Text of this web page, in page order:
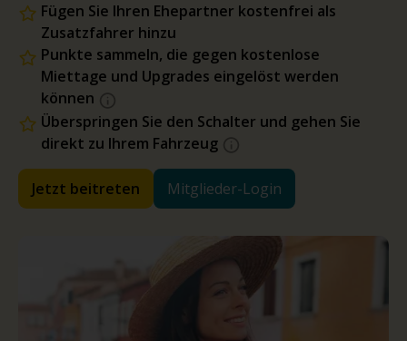
Fügen Sie Ihren Ehepartner kostenfrei als
Zusatzfahrer hinzu
Punkte sammeln, die gegen kostenlose
Miettage und Upgrades eingelöst werden
können
Überspringen Sie den Schalter und gehen Sie
direkt zu Ihrem Fahrzeug
Jetzt beitreten Mitglieder-Login